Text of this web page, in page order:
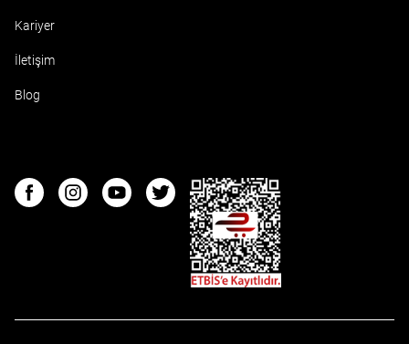
Kariyer
İletişim
Blog
FacebookInstagramYoutubeTwitter
ETBIS